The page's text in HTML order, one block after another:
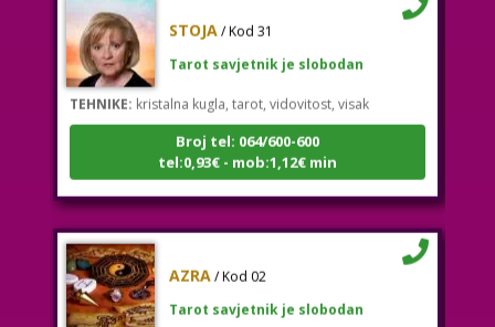
Tarot savjetnik je slobodan
TEHNIKE:kristalna kugla, tarot, vidovitost, visak
Broj tel: 064/600-600
tel:0,93€ - mob:1,12€ min